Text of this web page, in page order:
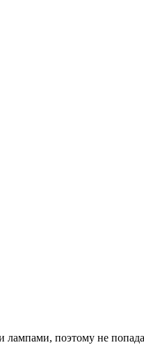
лампами, поэтому не